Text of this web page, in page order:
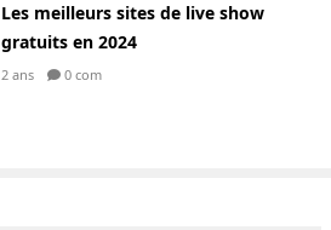
Les meilleurs sites de live show
gratuits en 2024
2 ans 0 com